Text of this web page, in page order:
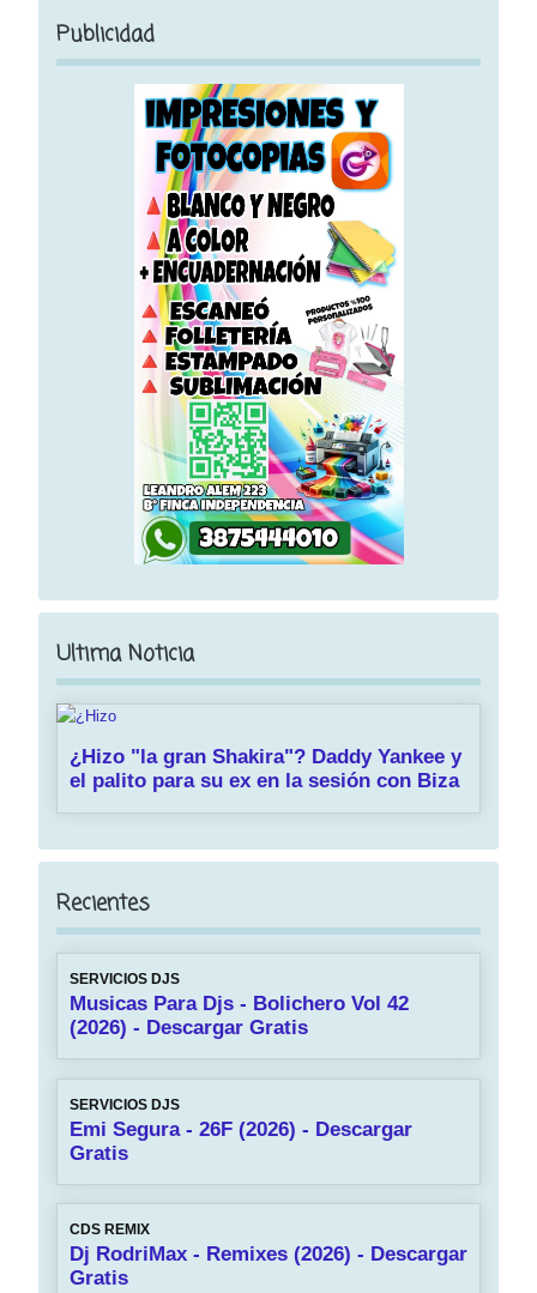
Publicidad
Ultima Noticia
¿Hizo "la gran Shakira"? Daddy Yankee y
el palito para su ex en la sesión con Biza
Recientes
SERVICIOS DJS
Musicas Para Djs - Bolichero Vol 42
(2026) - Descargar Gratis
SERVICIOS DJS
Emi Segura - 26F (2026) - Descargar
Gratis
CDS REMIX
Dj RodriMax - Remixes (2026) - Descargar
Gratis